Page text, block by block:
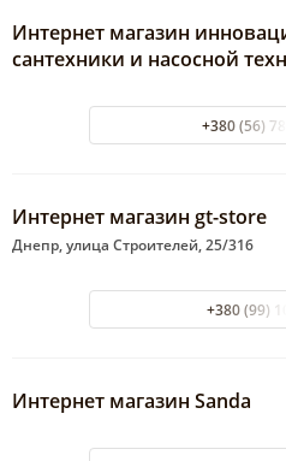
Интернет магазин
сантехники и насосной
+380 (56)
Интернет магазин gt-store
Днепр, улица Строителей, 25/316
+380 (99)
Интернет магазин Sanda